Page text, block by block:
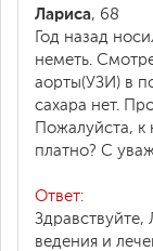
Лариса, 68
Год назад
неметь.
аорты(УЗИ) в
сахара нет.
Пожалуйста,
платно? С
Ответ:
Здравствуйте,
ведения и